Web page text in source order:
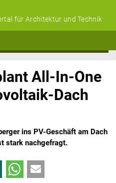
für Architektur und Technik
All-In-One
Dach
ins PV-Geschäft am Dach
stark nachgefragt.